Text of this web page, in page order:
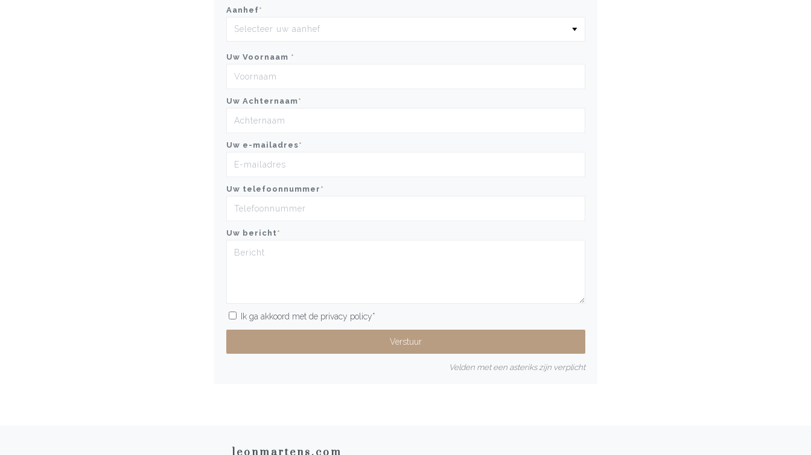
Aanhef*
Uw Voornaam *
Uw Achternaam*
Uw e-mailadres*
Uw telefoonnummer *
Uw bericht*
Ik ga akkoord met de privacy policy*
Velden met een asteriks zijn verplicht